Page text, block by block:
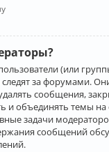
(или
за форумами.
сообщения,
и объединять темы
задачи
сообщений